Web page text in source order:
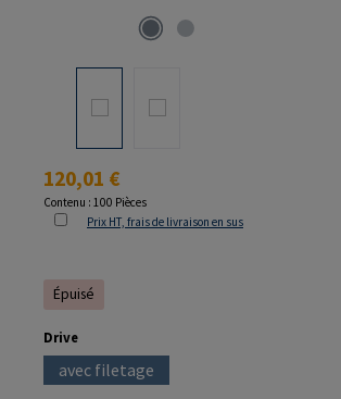
Prix régulier :
120,01 €
Contenu : 100 Pièces
Prix HT, frais de livraison en sus
Épuisé
Sélectionnez
Drive
avec filetage(Cette option n'est pas disponible